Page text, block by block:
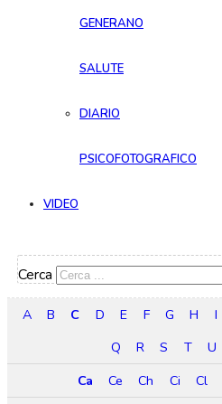
GENERANO
SALUTE
DIARIO
PSICOFOTOGRAFICO
VIDEO
Cerca
A B C D E F G H I
Q
R S T U
Ca
Ce Ch Ci Cl